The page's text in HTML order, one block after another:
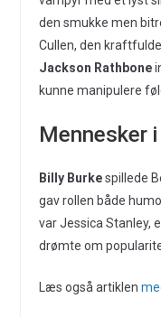
den smukke men
Cullen, den
Jackson Rathbone
kunne manipulere
Mennesker
Billy Burkespillede
gav rollen både
var Jessica Stanley,
drømte om
Læs også artiklen